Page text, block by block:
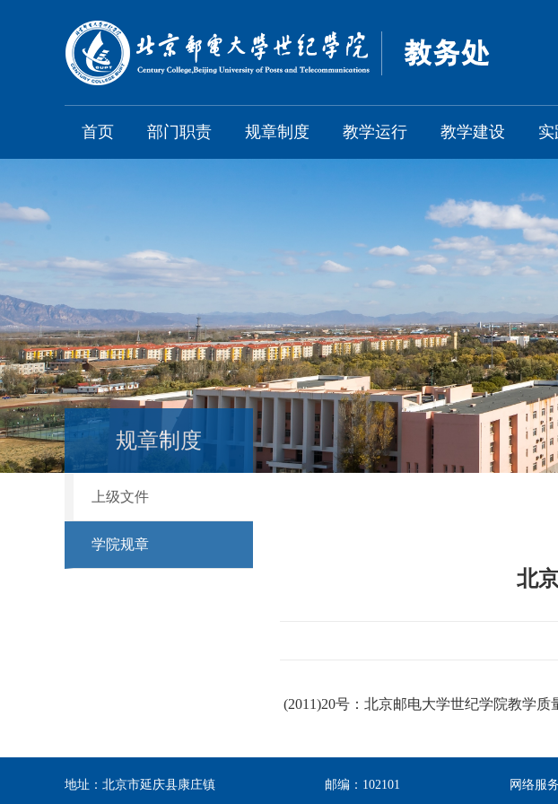
首页 部门职责 规章制度 教学运行 教学建设 实
规章制度
上级文件
学院规章
北
(2011)20号：北京邮电大学世纪学院教学质
地址：北京市延庆县康庄镇 邮编：102101 网络服